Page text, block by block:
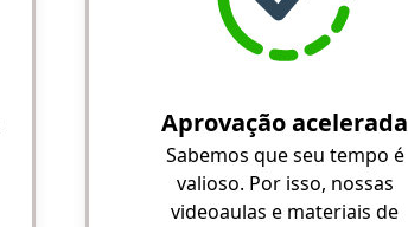
Aprovação acelerada
Sabemos que seu tempo é
valioso. Por isso, nossas
videoaulas e materiais de